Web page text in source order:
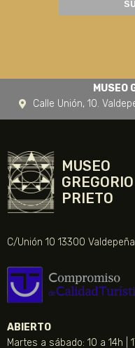
MUSEO
Calle Unión, 10.
MUSEO
GREGORIO
PRIETO
C/Unión 10 13300
ABIERTO
Martes a sábado: 10 a 14h |